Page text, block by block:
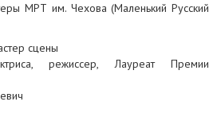
МРТ им. Чехова (Маленький Русский
сцены
режиссер, Лауреат Премии